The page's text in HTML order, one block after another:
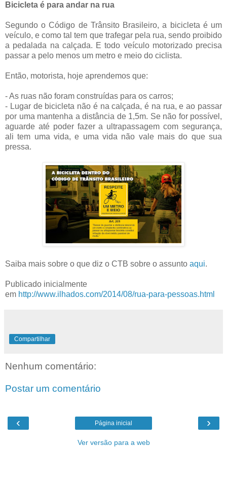
Bicicleta é para andar na rua
Segundo o Código de Trânsito Brasileiro, a bicicleta é um
veículo, e como tal tem que trafegar pela rua, sendo proibido
a pedalada na calçada. E todo veículo motorizado precisa
passar a pelo menos um metro e meio do ciclista.
Então, motorista, hoje aprendemos que:
- As ruas não foram construídas para os carros;
- Lugar de bicicleta não é na calçada, é na rua, e ao passar
por uma mantenha a distância de 1,5m. Se não for possível,
aguarde até poder fazer a ultrapassagem com segurança,
ali tem uma vida, e uma vida não vale mais do que sua
pressa.
Saiba mais sobre o que diz o CTB sobre o assunto aqui.
Publicado inicialmente
em http://www.ilhados.com/2014/08/rua-para-pessoas.html
Compartilhar
Nenhum comentário:
Postar um comentário
‹ ›
Página inicial
Ver versão para a web